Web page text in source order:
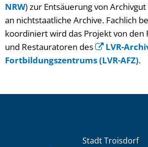
NRW) zur Entsäuerung von
an nichtstaatliche Archive. Fachlich
koordiniert wird das Projekt von den
und Restauratoren des
LVR-
Fortbildungszentrums (LVR-AFZ).
Stadt Troisdorf